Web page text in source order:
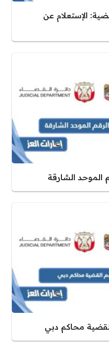
الإستعلام عن
الموحد الشارقة
محاكم دبي